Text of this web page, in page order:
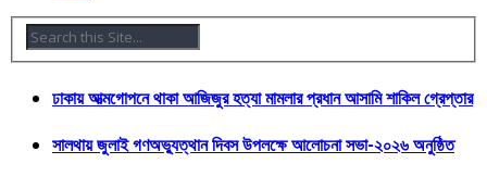
ঢাকায় আত্মগোপনে থাকা আজিজুর হত্যা মামলার প্রধান আসামি শাকিল গ্রেপ্তার
সালথায় জুলাই গণঅভ্যুত্থান দিবস উপলক্ষে আলোচনা সভা-২০২৬ অনুষ্ঠিত